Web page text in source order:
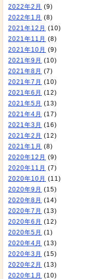
2022年2月 (9)
2022年1月 (8)
2021年12月 (10)
2021年11月 (8)
2021年10月 (9)
2021年9月 (10)
2021年8月 (7)
2021年7月 (10)
2021年6月 (12)
2021年5月 (13)
2021年4月 (17)
2021年3月 (16)
2021年2月 (12)
2021年1月 (8)
2020年12月 (9)
2020年11月 (7)
2020年10月 (11)
2020年9月 (15)
2020年8月 (14)
2020年7月 (13)
2020年6月 (12)
2020年5月 (1)
2020年4月 (13)
2020年3月 (15)
2020年2月 (13)
2020年1月 (10)